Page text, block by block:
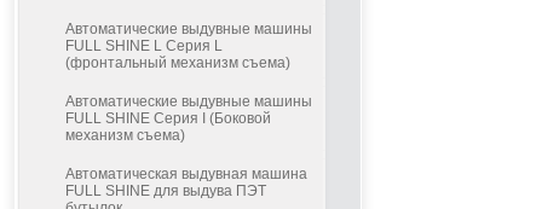
Автоматические выдувные машины
FULL SHINE L Серия L
(фронтальный механизм съема)
Автоматические выдувные машины
FULL SHINE Серия I (Боковой
механизм съема)
Автоматическая выдувная машина
FULL SHINE для выдува ПЭТ